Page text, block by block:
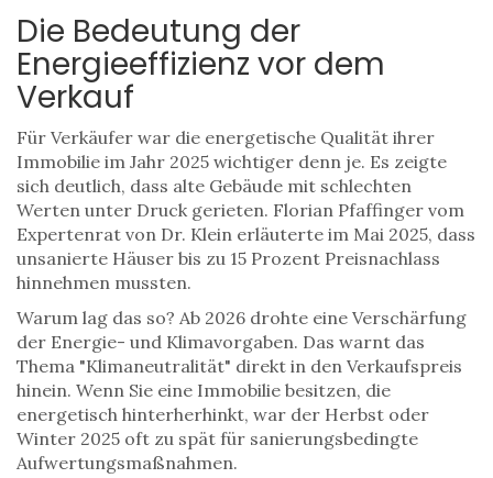
Die Bedeutung der
Energieeffizienz vor dem
Verkauf
Für Verkäufer war die energetische Qualität ihrer
Immobilie im Jahr 2025 wichtiger denn je. Es zeigte
sich deutlich, dass alte Gebäude mit schlechten
Werten unter Druck gerieten. Florian Pfaffinger vom
Expertenrat von Dr. Klein erläuterte im Mai 2025, dass
unsanierte Häuser bis zu 15 Prozent Preisnachlass
hinnehmen mussten.
Warum lag das so? Ab 2026 drohte eine Verschärfung
der Energie- und Klimavorgaben. Das warnt das
Thema "Klimaneutralität" direkt in den Verkaufspreis
hinein. Wenn Sie eine Immobilie besitzen, die
energetisch hinterherhinkt, war der Herbst oder
Winter 2025 oft zu spät für sanierungsbedingte
Aufwertungsmaßnahmen.